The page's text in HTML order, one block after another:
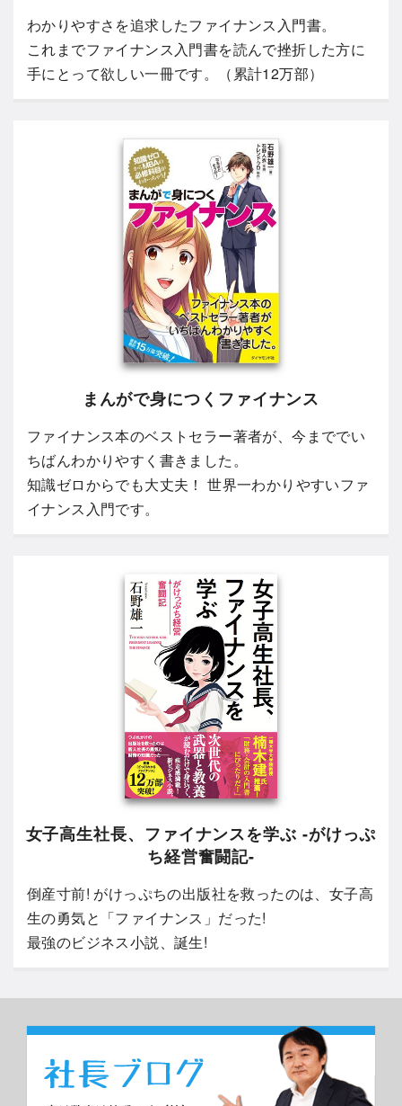
わかりやすさを追求したファイナンス入門書。
これまでファイナンス入門書を読んで挫折した方に
手にとって欲しい一冊です。（累計12万部）
まんがで身につくファイナンス
ファイナンス本のベストセラー著者が、今まででい
ちばんわかりやすく書きました。
知識ゼロからでも大丈夫！ 世界一わかりやすいファ
イナンス入門です。
女子高生社長、ファイナンスを学ぶ -がけっぷ
ち経営奮闘記-
倒産寸前! がけっぷちの出版社を救ったのは、女子高
生の勇気と「ファイナンス」だった!
最強のビジネス小説、誕生!